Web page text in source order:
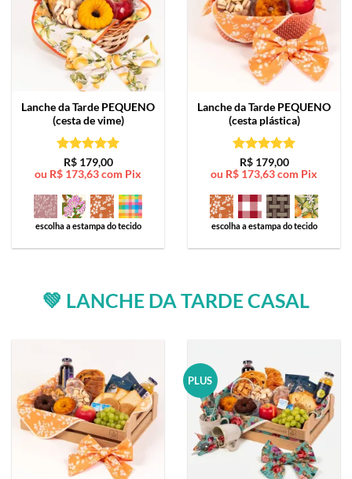
Lanche da Tarde PEQUENO
(cesta de vime)
Avaliação5
de 5
R$179,00
ou R$ 173,63com Pix
escolha a estampa do tecido
Lanche da Tarde PEQUENO
(cesta plástica)
Avaliação5
de 5
R$179,00
ou R$ 173,63com Pix
escolha a estampa do tecido
💚 LANCHE DA TARDE CASAL
PLUS